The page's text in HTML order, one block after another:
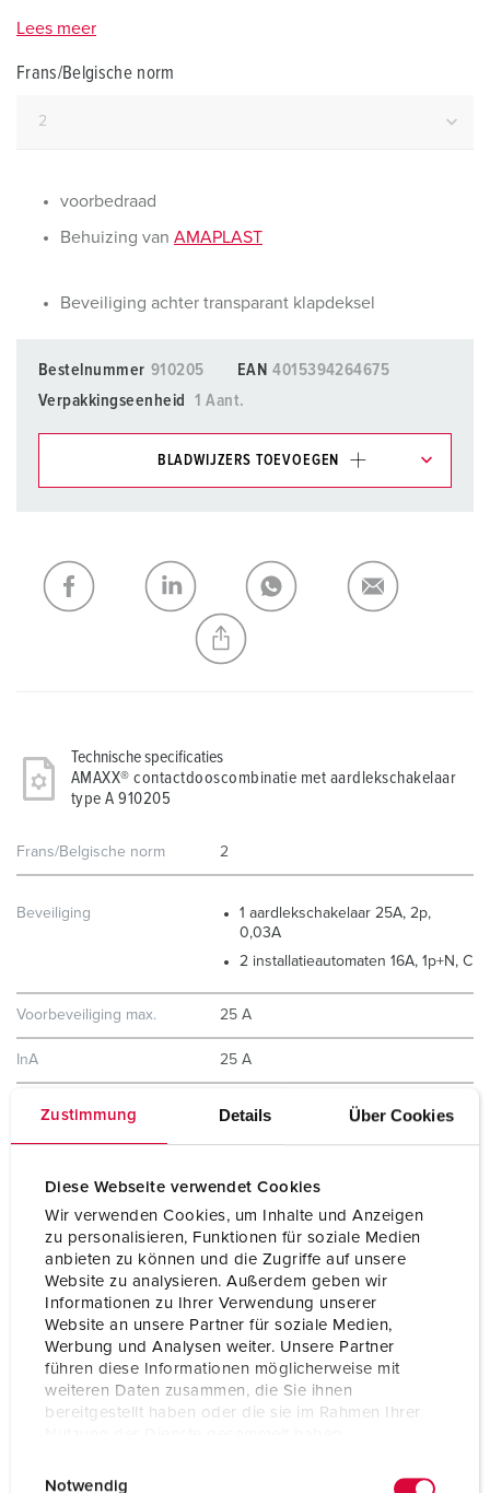
Zustimmung Details Über Cookies
Diese Webseite verwendet Cookies
Wir verwenden Cookies, um Inhalte und Anzeigen
zu personalisieren, Funktionen für soziale Medien
anbieten zu können und die Zugriffe auf unsere
Website zu analysieren. Außerdem geben wir
Informationen zu Ihrer Verwendung unserer
Website an unsere Partner für soziale Medien,
Werbung und Analysen weiter. Unsere Partner
führen diese Informationen möglicherweise mit
weiteren Daten zusammen, die Sie ihnen
bereitgestellt haben oder die sie im Rahmen Ihrer
Notwendig
Lees meer
Frans/Belgische norm
voorbedraad
Behuizing van AMAPLAST
Beveiliging achter transparant klapdeksel
Bestelnummer 910205 EAN 4015394264675
Verpakkingseenheid
1 Aant.
BLADWIJZERS TOEVOEGEN
Mijn lijst TOEVOEGEN
NIEUW LIJST MAKEN
Technische specificaties
AMAXX® contactdooscombinatie met aardlekschakelaar
type A 910205
Frans/Belgische norm 2
Beveiliging
1 aardlekschakelaar 25A, 2p,
0,03A
2 installatieautomaten 16A, 1p+N, C
Voorbeveiliging max. 25 A
InA 25 A
voedingskabel
Beschermingsgraad IP44
Behuizing materiaal Kunststof
Gewicht 1165 g
Hoogte 130 mm
Breedte 225 mm